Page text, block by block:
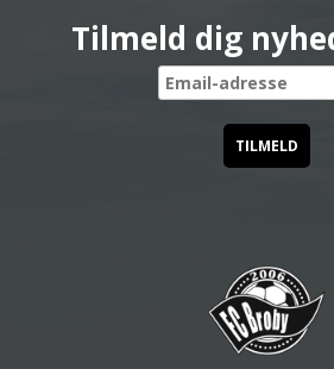
Tilmeld dig